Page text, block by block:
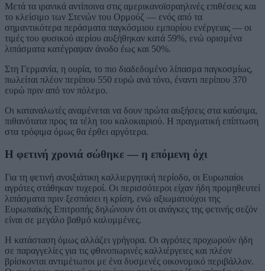
Μετά τα ιρανικά αντίποινα στις αμερικανοϊσραηλινές επιθέσεις και
το κλείσιμο των Στενών του Ορμούζ — ενός από τα
σημαντικότερα περάσματα παγκόσμιου εμπορίου ενέργειας — οι
τιμές του φυσικού αερίου αυξήθηκαν κατά 59%, ενώ ορισμένα
λιπάσματα κατέγραψαν άνοδο έως και 50%.
Στη Γερμανία, η ουρία, το πιο διαδεδομένο λίπασμα παγκοσμίως,
πωλείται πλέον περίπου 550 ευρώ ανά τόνο, έναντι περίπου 370
ευρώ πριν από τον πόλεμο.
Οι καταναλωτές αναμένεται να δουν πρώτα αυξήσεις στα καύσιμα,
πιθανότατα προς τα τέλη του καλοκαιριού. Η πραγματική επίπτωση
στα τρόφιμα όμως θα έρθει αργότερα.
Η φετινή χρονιά σώθηκε — η επόμενη όχι
Για τη φετινή ανοιξιάτικη καλλιεργητική περίοδο, οι Ευρωπαίοι
αγρότες στάθηκαν τυχεροί. Οι περισσότεροι είχαν ήδη προμηθευτεί
λιπάσματα πριν ξεσπάσει η κρίση, ενώ αξιωματούχοι της
Ευρωπαϊκής Επιτροπής δηλώνουν ότι οι ανάγκες της φετινής σεζόν
είναι σε μεγάλο βαθμό καλυμμένες.
Η κατάσταση όμως αλλάζει γρήγορα. Οι αγρότες προχωρούν ήδη
σε παραγγελίες για τις φθινοπωρινές καλλιέργειες και πλέον
βρίσκονται αντιμέτωποι με ένα δυσμενές οικονομικό περιβάλλον.